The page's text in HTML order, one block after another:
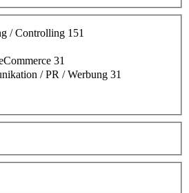
/ Controlling 151
31
/ PR / Werbung 31